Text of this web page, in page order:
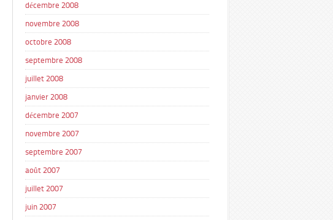
décembre 2008
novembre 2008
octobre 2008
septembre 2008
juillet 2008
janvier 2008
décembre 2007
novembre 2007
septembre 2007
août 2007
juillet 2007
juin 2007